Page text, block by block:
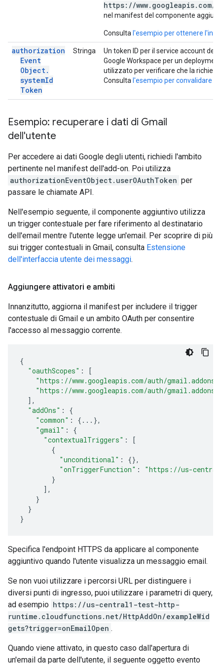
https://
nel manifest del componente
Consulta l'esempio per ottenere
authorization
Event
Object.
systemId
Token
Stringa
Un token ID per il service account
Google Workspace per un
utilizzato per verificare che la
Consulta l'esempio per convalidare
Esempio: recuperare i dati di Gmail
dell'utente
Per accedere ai dati Google degli utenti, richiedi l'ambito
pertinente nel manifest dell'add-on. Poi utilizza
authorizationEventObject.userOAuthToken per
passare le chiamate API.
Nell'esempio seguente, il componente aggiuntivo utilizza
un trigger contestuale per fare riferimento al destinatario
dell'email mentre l'utente legge un'email. Per scoprire di più
sui trigger contestuali in Gmail, consulta Estensione
dell'interfaccia utente dei messaggi.
Aggiungere attivatori e ambiti
Innanzitutto, aggiorna il manifest per includere il trigger
contestuale di Gmail e un ambito OAuth per consentire
l'accesso al messaggio corrente.
{
"oauthScopes" :
[
"https://www.googleapis.com/auth/
"https://www.googleapis.com/auth/
],
"addOns" :
{
"common" : { ... },
"gmail" :
{
"contextualTriggers" :
[
{
"unconditional" :
{},
"onTriggerFunction" :
"https://us-
}
],
}
}
}
Specifica l'endpoint HTTPS da applicare al componente
aggiuntivo quando l'utente visualizza un messaggio email.
Se non vuoi utilizzare i percorsi URL per distinguere i
diversi punti di ingresso, puoi utilizzare i parametri di query,
ad esempio https://us-central1-test-http-
runtime.cloudfunctions.net/HttpAddOn/exampleWid
gets?trigger=onEmailOpen .
Quando viene attivato, in questo caso dall'apertura di
un'email da parte dell'utente, il seguente oggetto evento